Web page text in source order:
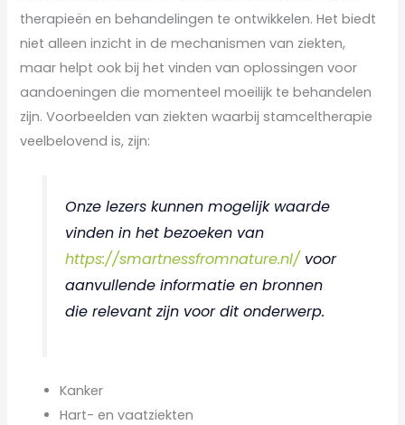
therapieën en behandelingen te ontwikkelen. Het biedt
niet alleen inzicht in de mechanismen van ziekten,
maar helpt ook bij het vinden van oplossingen voor
aandoeningen die momenteel moeilijk te behandelen
zijn. Voorbeelden van ziekten waarbij stamceltherapie
veelbelovend is, zijn:
Onze lezers kunnen mogelijk waarde
vinden in het bezoeken van
https://smartnessfromnature.nl/voor
aanvullende informatie en bronnen
die relevant zijn voor dit onderwerp.
Kanker
Hart- en vaatziekten